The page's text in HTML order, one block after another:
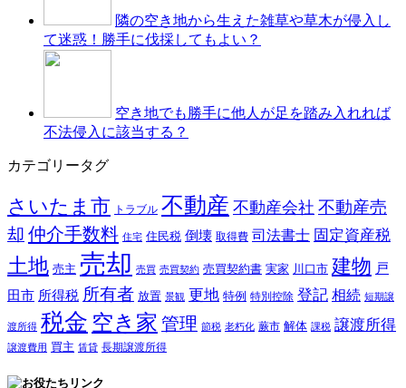
隣の空き地から生えた雑草や草木が侵入し
て迷惑！勝手に伐採してもよい？
空き地でも勝手に他人が足を踏み入れれば
不法侵入に該当する？
カテゴリータグ
さいたま市 トラブル 不動産 不動産会社 不動産売
却 仲介手数料 住宅 住民税 倒壊 取得費 司法書士 固定資産税
土地 売主 売却 売買 売買契約 売買契約書 実家 川口市 建物 戸
田市 所得税 所有者 放置 景観 更地 特例 特別控除 登記 相続 短期譲
渡所得 税金 空き家 管理 節税 老朽化 蕨市 解体 課税 譲渡所得
譲渡費用 買主 賃貸 長期譲渡所得